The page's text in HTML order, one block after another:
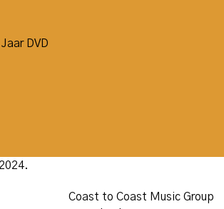
Coast to Coast Music Group